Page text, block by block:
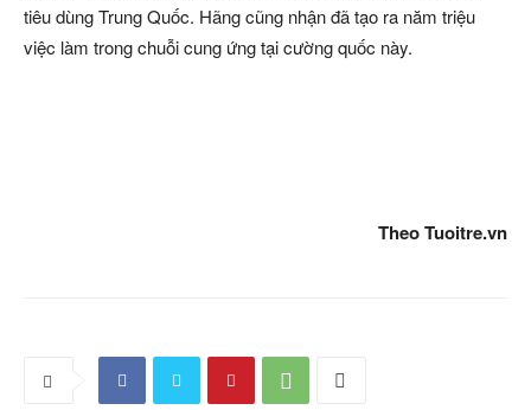
tiêu dùng Trung Quốc. Hãng cũng nhận đã tạo ra năm triệu
việc làm trong chuỗi cung ứng tại cường quốc này.
Theo Tuoitre.vn